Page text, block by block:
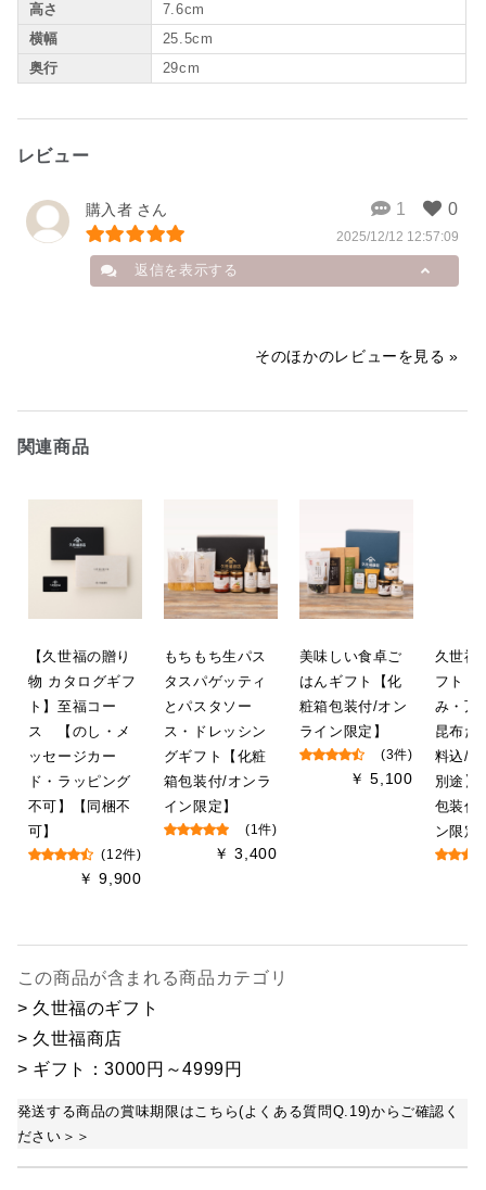
高さ
7.6cm
横幅
25.5cm
奥行
29cm
レビュー
購入者
2025/12/12 12:57:09
返信を表示する
ばれました。
2026/01/09 10:22:27
そのほかのレビューを見る
関連商品
【久世福の贈り
物 カタログギフ
ト】至福コー
ス 【のし・メ
ッセージカー
ド・ラッピング
不可】【同梱不
可】
(12件)
￥ 9,900
もちもち生パス
タスパゲッティ
とパスタソー
ス・ドレッシン
グギフト【化粧
箱包装付/オンラ
イン限定】
(1件)
￥ 3,400
美味しい食卓ご
はんギフト【化
粧箱包装付/オン
ライン限定】
(3件)
￥ 5,100
久世福
フト【
み・万
昆布だ
料込/
別途】
包装付
ン限定
この商品が含まれる商品カテゴリ
> 久世福のギフト
> 久世福商店
> ギフト：3000円～4999円
発送する商品の賞味期限はこちら(よくある質問Q.19)からご確認く
ださい＞＞